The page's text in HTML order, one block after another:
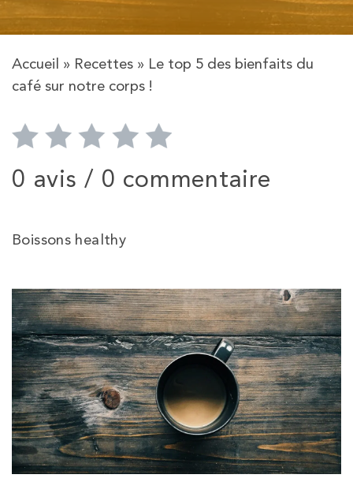
Accueil » Recettes » Le top 5 des bienfaits du
café sur notre corps !
0 avis / 0 commentaire
Boissons healthy